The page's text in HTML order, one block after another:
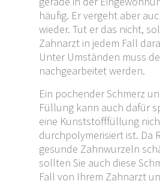
gerade in der
häufig. Er vergeht aber
wieder. Tut er das nicht,
Zahnarzt in jedem Fall
Unter Umständen muss
nachgearbeitet werden.
Ein pochender Schmerz
Füllung kann auch dafür
eine Kunststofffüllung
durchpolymerisiert ist. Da
gesunde Zahnwurzeln
sollten Sie auch diese
Fall von Ihrem Zahnarzt